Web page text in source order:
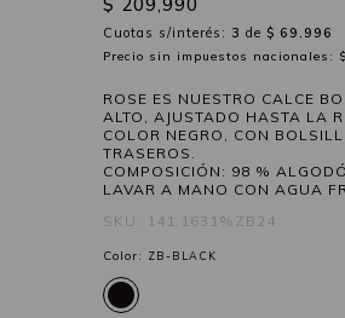
Cuotas s/interés: 3 de $ 69.996
Precio sin impuestos nacionales:
ROSE ES NUESTRO CALCE
ALTO, AJUSTADO HASTA LA
COLOR NEGRO, CON
TRASEROS.
COMPOSICIÓN: 98 %
LAVAR A MANO CON AGUA
SKU: 141.1631%ZB24
Color: ZB-BLACK